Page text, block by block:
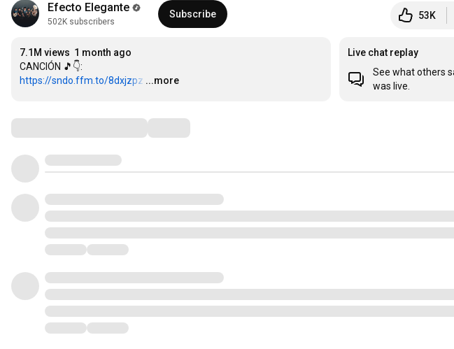
Efecto Elegante
502K subscribers
Subscribe 53K
7.1M views 1 month ago
https://sndo.ffm.to/8dxjzpz …
...more
Live chat replay
See what others
was live.